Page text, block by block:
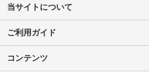
当サイトについて
ご利用ガイド
コンテンツ